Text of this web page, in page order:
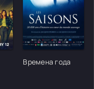
[/
Времена года